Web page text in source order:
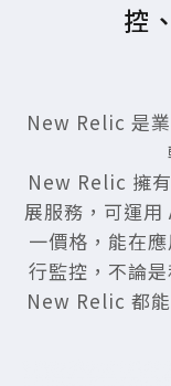
控
New Relic 是
New Relic 擁
展服務，可運
一價格，能在
行監控，不論
New Relic 都